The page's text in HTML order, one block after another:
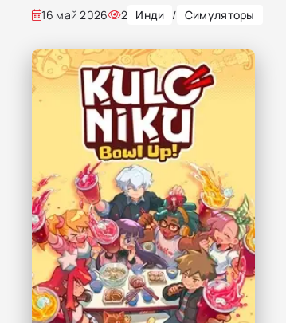
16 май 2026 2 Инди / Симуляторы